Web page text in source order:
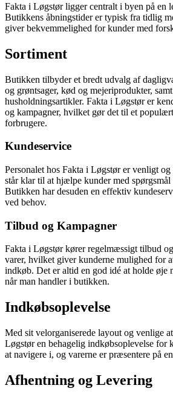
Fakta i Løgstør ligger centralt i byen på en
Butikkens åbningstider er typisk fra tidlig
giver bekvemmelighed for kunder med
Sortiment
Butikken tilbyder et bredt udvalg af
og grøntsager, kød og mejeriprodukter,
husholdningsartikler. Fakta i Løgstør er
og kampagner, hvilket gør det til et
forbrugere.
Kundeservice
Personalet hos Fakta i Løgstør er venligt
står klar til at hjælpe kunder med spørgsmål
Butikken har desuden en effektiv
ved behov.
Tilbud og Kampagner
Fakta i Løgstør kører regelmæssigt tilbud
varer, hvilket giver kunderne mulighed for
indkøb. Det er altid en god idé at holde øje
når man handler i butikken.
Indkøbsoplevelse
Med sit velorganiserede layout og venlige
Løgstør en behagelig indkøbsoplevelse for
at navigere i, og varerne er præsentere på
Afhentning og Levering